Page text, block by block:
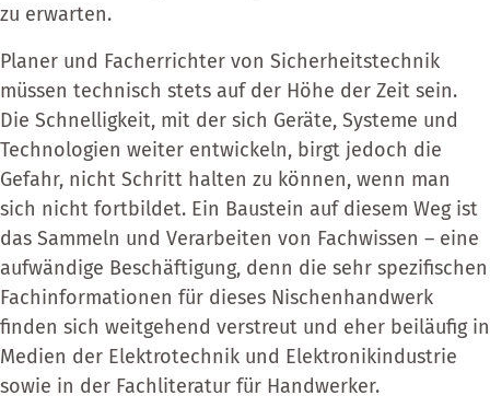
zu erwarten.
Planer und Facherrichter von Sicherheitstechnik
müssen technisch stets auf der Höhe der Zeit sein.
Die Schnelligkeit, mit der sich Geräte, Systeme und
Technologien weiter entwickeln, birgt jedoch die
Gefahr, nicht Schritt halten zu können, wenn man
sich nicht fortbildet. Ein Baustein auf diesem Weg ist
das Sammeln und Verarbeiten von Fachwissen – eine
aufwändige Beschäftigung, denn die sehr spezifischen
Fachinformationen für dieses Nischenhandwerk
finden sich weitgehend verstreut und eher beiläufig in
Medien der Elektrotechnik und Elektronikindustrie
sowie in der Fachliteratur für Handwerker.